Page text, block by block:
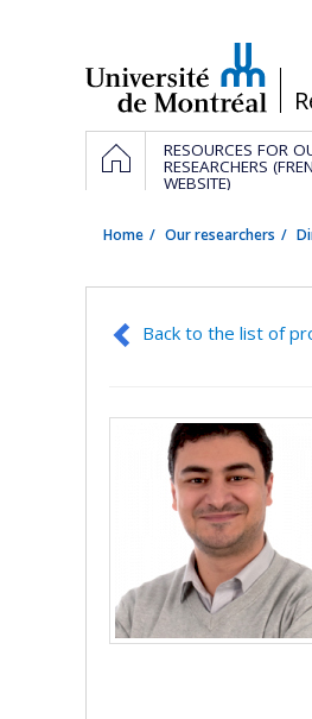
/
Navigation
principale
HOMERESOURCES FOR
RESEARCHERS
WEBSITE)
Home Our researchers
Back to the list of